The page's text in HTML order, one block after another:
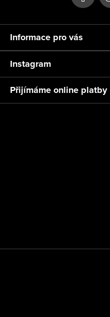
Informace pro vás
Instagram
Přijímáme online platby